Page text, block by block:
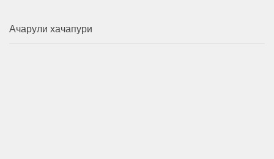
Ачарули хачапури